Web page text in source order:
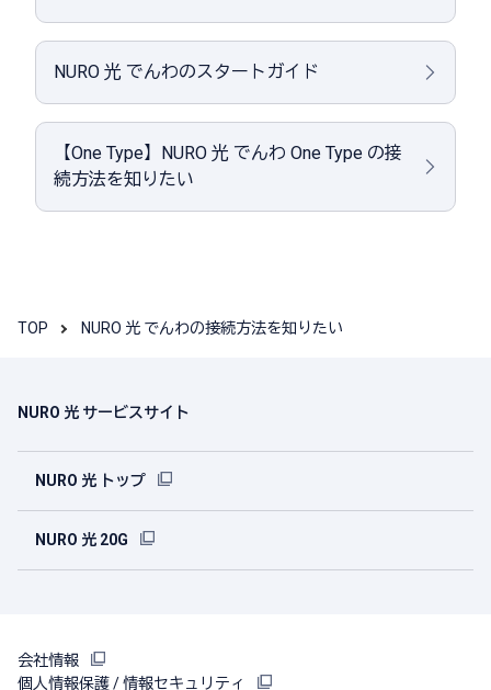
NURO 光 でんわのスタートガイド
【One Type】NURO 光 でんわ One Type の接
続方法を知りたい
TOP NURO 光 でんわの接続方法を知りたい
NURO 光 サービスサイト
NURO 光 トップ
NURO 光 20G
会社情報
個人情報保護 / 情報セキュリティ